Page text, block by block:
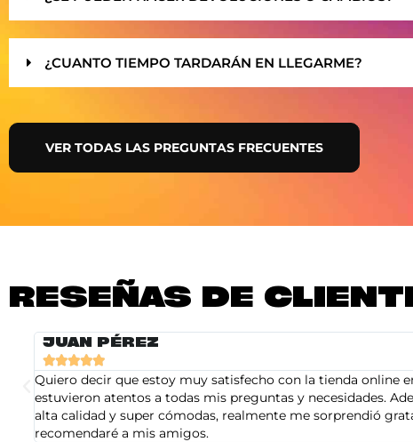
¿CUANTO TIEMPO TARDARÁN EN LLEGARME?
VER TODAS LAS PREGUNTAS FRECUENTES
RESEÑAS DE
JUAN PÉREZ

Quiero decir que estoy muy satisfecho con la tienda online
estuvieron atentos a todas mis preguntas y necesidades.
alta calidad y super cómodas, realmente me sorprendió
recomendaré a mis amigos.